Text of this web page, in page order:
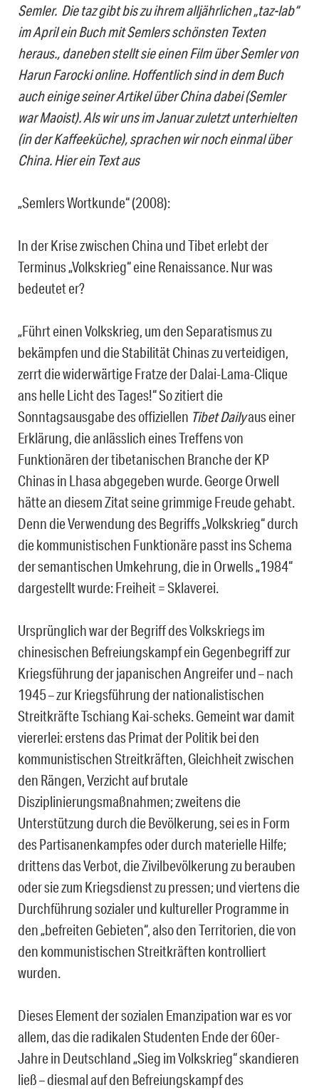
Semler. Die taz gibt bis zu ihrem alljährlichen „taz-lab“
im April ein Buch mit Semlers schönsten Texten
heraus., daneben stellt sie einen Film über Semler von
Harun Farocki online. Hoffentlich sind in dem Buch
auch einige seiner Artikel über China dabei (Semler
war Maoist). Als wir uns im Januar zuletzt unterhielten
(in der Kaffeeküche), sprachen wir noch einmal über
China. Hier ein Text aus
„Semlers Wortkunde“ (2008):
In der Krise zwischen China und Tibet erlebt der
Terminus „Volkskrieg“ eine Renaissance. Nur was
bedeutet er?
„Führt einen Volkskrieg, um den Separatismus zu
bekämpfen und die Stabilität Chinas zu verteidigen,
zerrt die widerwärtige Fratze der Dalai-Lama-Clique
ans helle Licht des Tages!“ So zitiert die
Sonntagsausgabe des offiziellen Tibet Dailyaus einer
Erklärung, die anlässlich eines Treffens von
Funktionären der tibetanischen Branche der KP
Chinas in Lhasa abgegeben wurde. George Orwell
hätte an diesem Zitat seine grimmige Freude gehabt.
Denn die Verwendung des Begriffs „Volkskrieg“ durch
die kommunistischen Funktionäre passt ins Schema
der semantischen Umkehrung, die in Orwells „1984“
dargestellt wurde: Freiheit = Sklaverei.
Ursprünglich war der Begriff des Volkskriegs im
chinesischen Befreiungskampf ein Gegenbegriff zur
Kriegsführung der japanischen Angreifer und – nach
1945 – zur Kriegsführung der nationalistischen
Streitkräfte Tschiang Kai-scheks. Gemeint war damit
viererlei: erstens das Primat der Politik bei den
kommunistischen Streitkräften, Gleichheit zwischen
den Rängen, Verzicht auf brutale
Disziplinierungsmaßnahmen; zweitens die
Unterstützung durch die Bevölkerung, sei es in Form
des Partisanenkampfes oder durch materielle Hilfe;
drittens das Verbot, die Zivilbevölkerung zu berauben
oder sie zum Kriegsdienst zu pressen; und viertens die
Durchführung sozialer und kultureller Programme in
den „befreiten Gebieten“, also den Territorien, die von
den kommunistischen Streitkräften kontrolliert
wurden.
Dieses Element der sozialen Emanzipation war es vor
allem, das die radikalen Studenten Ende der 60er-
Jahre in Deutschland „Sieg im Volkskrieg“ skandieren
ließ – diesmal auf den Befreiungskampf des